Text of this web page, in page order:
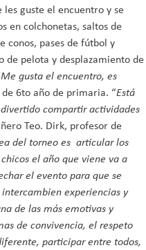
guste el encuentro y se
en colchonetas, saltos de
pases de fútbol y
de pelota y desplazamiento de
Me gusta el encuentro, es
de 6to año de primaria. “Está
compartir actividades
Teo. Dirk, profesor de
del torneo es articular los
el año que viene va a
el evento para que se
experiencias y
de las más emotivas y
de convivencia, el respeto
participar entre todos,